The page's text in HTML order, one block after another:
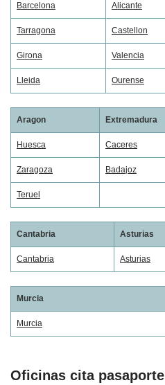
Barcelona Alicante
Tarragona Castellon
Girona Valencia
Lleida Ourense
Aragon Extremadura
Huesca Caceres
Zaragoza Badajoz
Teruel
Cantabria Asturias
Cantabria Asturias
Murcia
Murcia
Oficinas cita pasaporte